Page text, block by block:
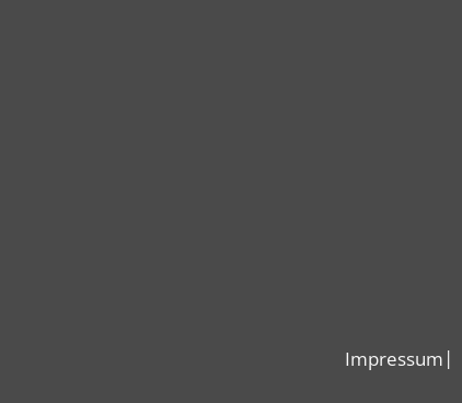
Impressum